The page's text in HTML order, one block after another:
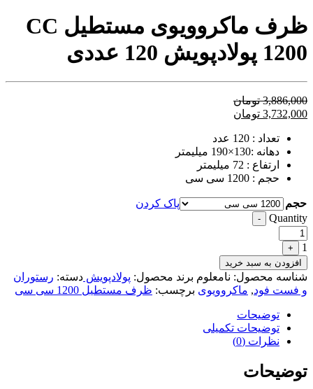
ظرف ماکروویوی مستطیل CC
1200 پولادپویش 120 عددی
3,886,000 تومان
3,732,000 تومان
تعداد : 120 عدد
دهانه :130×190 میلیمتر
ارتفاع : 72 میلیمتر
حجم : 1200 سی سی
حجم
پاک کردن
Quantity
-
1
+
افزودن به سبد خرید
شناسه محصول: نامعلوم برند محصول: پولادپویش دسته: رستوران
و فست فود, ماکروویوی برچسب: ظرف مستطیل 1200 سی سی
توضیحات
توضیحات تکمیلی
نظرات (0)
توضیحات